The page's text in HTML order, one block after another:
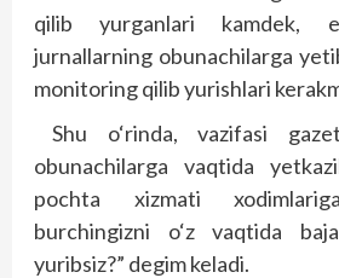
qilib yurganlari kamdek,
jurnallarning obunachilarga
monitoring qilib yurishlari
Shu o‘rinda, vazifasi
obunachilarga vaqtida
pochta xizmati
burchingizni o‘z vaqtida
yuribsiz?” degim keladi.